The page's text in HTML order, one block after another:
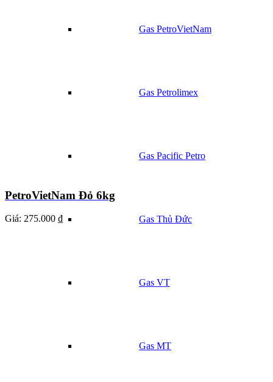
Gas PetroVietNam
Gas Petrolimex
Gas Pacific Petro
Gas Thủ Đức
Gas VT
Gas MT
PetroVietNam Đỏ 6kg
Giá: 275.000 ₫